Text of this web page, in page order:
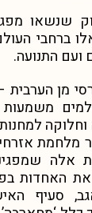
שנשאו
ברחבי
ועם התנועה.
מן הערבית
למחנות
מלחמת
אלה
האחדות
סעיף